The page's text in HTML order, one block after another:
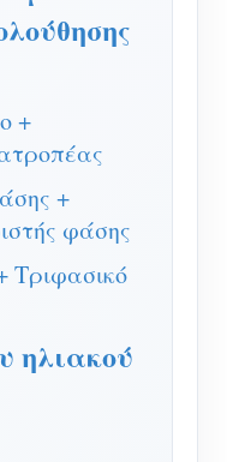
+
+
φάσης
Τριφασικό
ηλιακού